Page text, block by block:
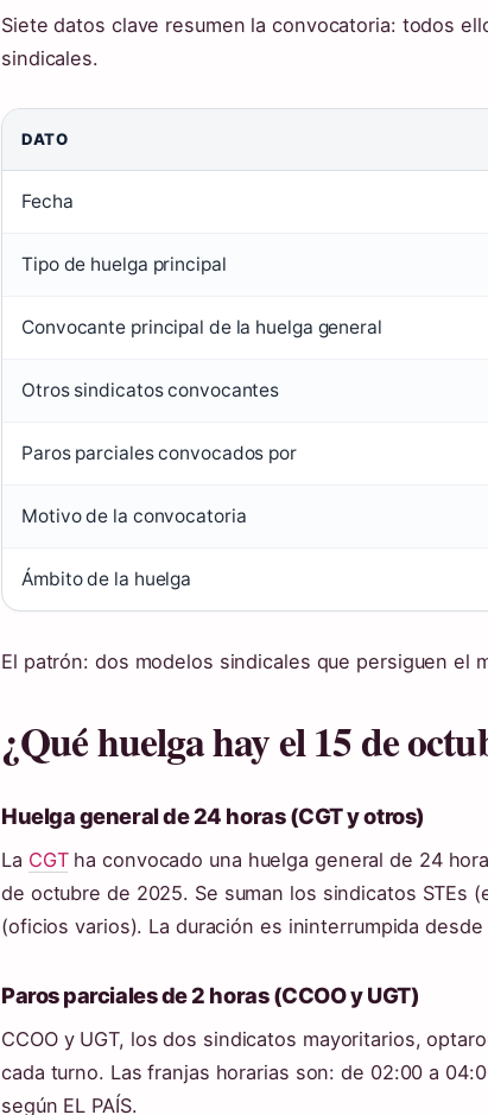
Siete datos clave resumen la convocatoria: todos
sindicales.
DATO
Fecha
Tipo de huelga principal
Convocante principal de la huelga general
Otros sindicatos convocantes
Paros parciales convocados por
Motivo de la convocatoria
Ámbito de la huelga
El patrón: dos modelos sindicales que persiguen el
¿Qué huelga hay el 15 de
Huelga general de 24 horas (CGT y otros)
La CGTha convocado una huelga general de 24
de octubre de 2025. Se suman los sindicatos STEs
(oficios varios). La duración es ininterrumpida
Paros parciales de 2 horas (CCOO y UGT)
CCOO y UGT, los dos sindicatos mayoritarios,
cada turno. Las franjas horarias son: de 02:00 a
según EL PAÍS.